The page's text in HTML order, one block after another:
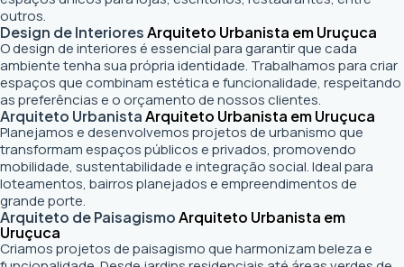
outros.
Design de InterioresArquiteto Urbanista em Uruçuca
O design de interiores é essencial para garantir que cada
ambiente tenha sua própria identidade. Trabalhamos para criar
espaços que combinam estética e funcionalidade, respeitando
as preferências e o orçamento de nossos clientes.
Arquiteto UrbanistaArquiteto Urbanista em Uruçuca
Planejamos e desenvolvemos projetos de urbanismo que
transformam espaços públicos e privados, promovendo
mobilidade, sustentabilidade e integração social. Ideal para
loteamentos, bairros planejados e empreendimentos de
grande porte.
Arquiteto de PaisagismoArquiteto Urbanista em
Uruçuca
Criamos projetos de paisagismo que harmonizam beleza e